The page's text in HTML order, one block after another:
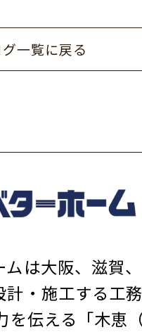
一覧に戻る
は大阪、滋賀
計・施工する工
を伝える「木恵